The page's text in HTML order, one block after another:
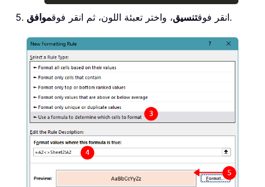
انقر فوقتنسيق، واختر تعبئة اللون، ثم انقر فوقموافق .